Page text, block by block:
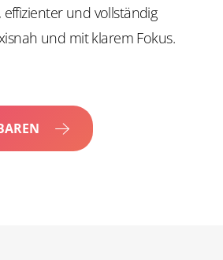
und vollständig
und mit klarem Fokus.